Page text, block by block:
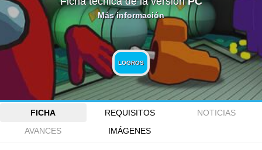
Más información
LOGROS
FICHA REQUISITOS
NOTICIAS
AVANCES
IMÁGENES